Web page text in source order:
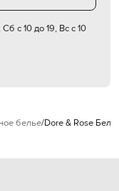
с 10 до 19, Вс с 10
белье Dore & Rose